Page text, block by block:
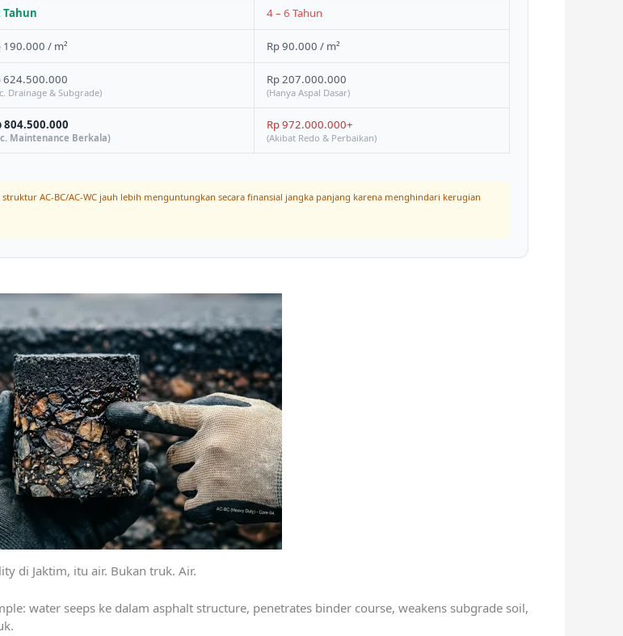
Tahun 4 – 6 Tahun
190.000 / m² Rp 90.000 / m²
624.500.000
Drainage & Subgrade)
Rp 207.000.000
(Hanya Aspal Dasar)
804.500.000
Maintenance Berkala)
Rp 972.000.000+
(Akibat Redo & Perbaikan)
AC-BC/AC-WC jauh lebih menguntungkan secara finansial jangka panjang karena menghindari kerugian
di Jaktim, itu air. Bukan truk. Air.
water seeps ke dalam asphalt structure, penetrates binder course, weakens subgrade soil,